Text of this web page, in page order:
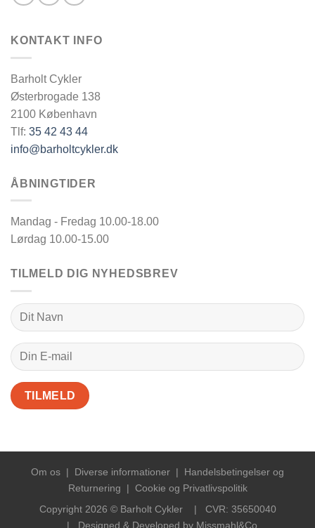
KONTAKT INFO
Barholt Cykler
Østerbrogade 138
2100 København
Tlf: 35 42 43 44
info@barholtcykler.dk
ÅBNINGTIDER
Mandag - Fredag 10.00-18.00
Lørdag 10.00-15.00
TILMELD DIG NYHEDSBREV
Om os | Diverse informationer | Handelsbetingelser og
Returnering | Cookie og Privatlivspolitik
Copyright 2026 © Barholt Cykler | CVR: 35650040
| Designed & Developed by Missmahl&Co